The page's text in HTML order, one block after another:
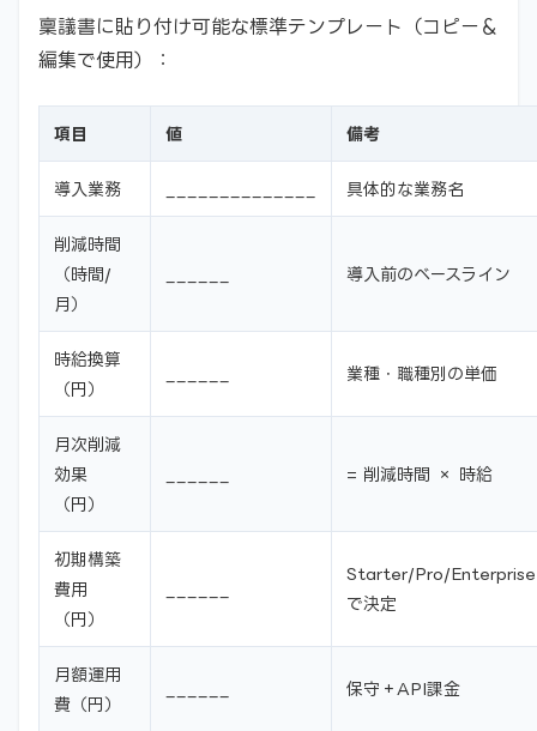
稟議書に貼り付け可能な標準テンプレート（コピー＆
編集で使用）：
項目 値 備考
導入業務 具体的な業務名
削減時間
（時間/
月）
導入前のベースライン
時給換算
（円）
業種・職種別の単価
月次削減
効果
（円）
= 削減時間 × 時給
初期構築
費用
（円）
Starter/Pro/Enterprise
で決定
月額運用
費（円）
保守＋API課金